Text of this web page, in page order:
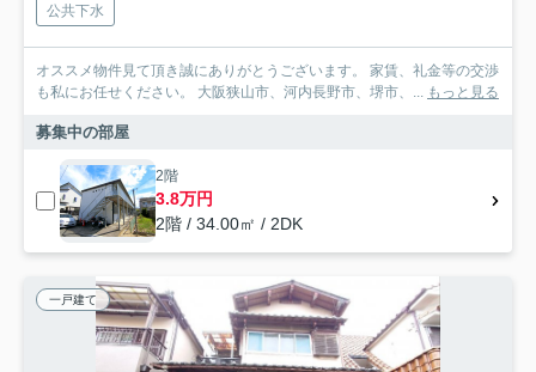
公共下水
オススメ物件見て頂き誠にありがとうございます。 家賃、礼金等の交渉
も私にお任せください。 大阪狭山市、河内長野市、堺市、... もっと見る
募集中の部屋
2階
3.8万円
2階 / 34.00㎡ / 2DK
一戸建て